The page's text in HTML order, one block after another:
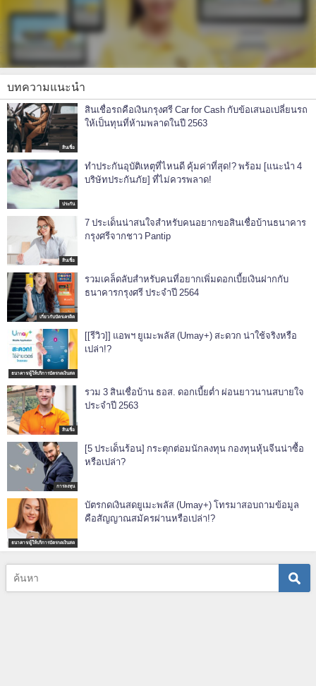
บทความแนะนำ
สินเชื่อ
สินเชื่อรถคือเงินกรุงศรี Car for Cash กับข้อเสนอเปลี่ยนรถ
ให้เป็นทุนที่ห้ามพลาดในปี 2563
ประกัน
ทำประกันอุบัติเหตุที่ไหนดี คุ้มค่าที่สุด!? พร้อม [แนะนำ 4
บริษัทประกันภัย] ที่ไม่ควรพลาด!
สินเชื่อ
7 ประเด็นน่าสนใจสำหรับคนอยากขอสินเชื่อบ้านธนาคาร
กรุงศรีจากชาว Pantip
เกี่ยวกับบัตรเครดิต
รวมเคล็ดลับสำหรับคนที่อยากเพิ่มดอกเบี้ยเงินฝากกับ
ธนาคารกรุงศรี ประจำปี 2564
ธนาคาร/ผู้ให้บริการบัตรกดเงินสด
[[รีวิว]] แอพฯ ยูเมะพลัส (Umay+) สะดวก น่าใช้จริงหรือ
เปล่า!?
สินเชื่อ
รวม 3 สินเชื่อบ้าน ธอส. ดอกเบี้ยต่ำ ผ่อนยาวนานสบายใจ
ประจำปี 2563
การลงทุน
[5 ประเด็นร้อน] กระตุกต่อมนักลงทุน กองทุนหุ้นจีนน่าซื้อ
หรือเปล่า?
ธนาคาร/ผู้ให้บริการบัตรกดเงินสด
บัตรกดเงินสดยูเมะพลัส (Umay+) โทรมาสอบถามข้อมูล
คือสัญญาณสมัครผ่านหรือเปล่า!?